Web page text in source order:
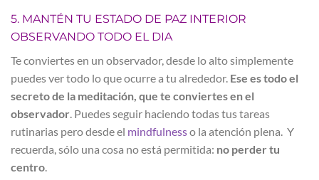
5. MANTÉN TU ESTADO DE PAZ INTERIOR
OBSERVANDO TODO EL DIA
Te conviertes en un observador, desde lo alto simplemente
puedes ver todo lo que ocurre a tu alrededor. Ese es todo el
secreto de la meditación, que te conviertes en el
observador. Puedes seguir haciendo todas tus tareas
rutinarias pero desde el mindfulnesso la atención plena. Y
recuerda, sólo una cosa no está permitida: no perder tu
centro.